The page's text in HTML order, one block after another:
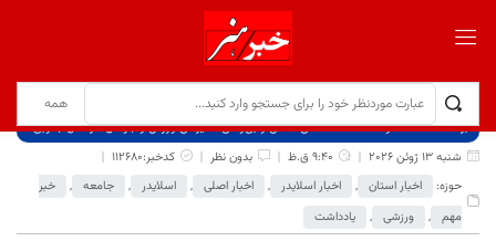
برگ نخست نوشته‌ها
صندلی نحس و بی‌وفای مدیرکلی ورزش و جوانان خراسان جنوبی
شنبه 13 ژوئن 2026
9:40 ق.ظ بدون نظر
کدخبر:112680
حوزه:
اخبار استان , اخبار اسلایدر , اخبار اصلی , اسلایدر , جامعه ,
خبر
مهم , ورزشی , یادداشت